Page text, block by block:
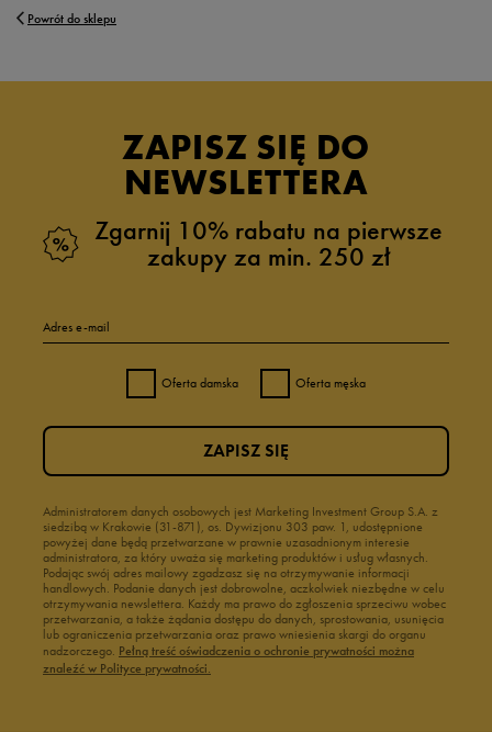
Powrót do sklepu
ZAPISZ SIĘ DO
NEWSLETTERA
Zgarnij 10% rabatu na pierwsze
zakupy za min. 250 zł
Adres e-mail
Oferta damska Oferta męska
Administratorem danych osobowych jest Marketing Investment Group S.A. z
siedzibą w Krakowie (31-871), os. Dywizjonu 303 paw. 1, udostępnione
powyżej dane będą przetwarzane w prawnie uzasadnionym interesie
administratora, za który uważa się marketing produktów i usług własnych.
Podając swój adres mailowy zgadzasz się na otrzymywanie informacji
handlowych. Podanie danych jest dobrowolne, aczkolwiek niezbędne w celu
otrzymywania newslettera. Każdy ma prawo do zgłoszenia sprzeciwu wobec
przetwarzania, a także żądania dostępu do danych, sprostowania, usunięcia
lub ograniczenia przetwarzania oraz prawo wniesienia skargi do organu
nadzorczego. Pełną treść oświadczenia o ochronie prywatności można
znaleźć w Polityce prywatności.
ZAPISZ SIĘ